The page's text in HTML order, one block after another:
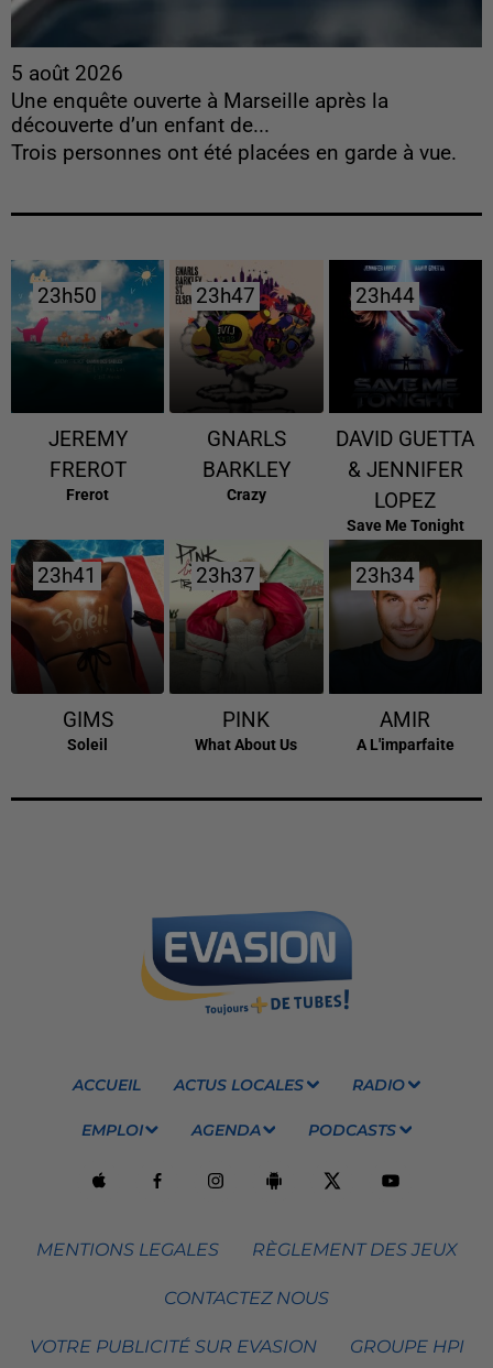
5 août 2026
Une enquête ouverte à Marseille après la
découverte d’un enfant de...
Trois personnes ont été placées en garde à vue.
23h50
23h50
JEREMY
FREROT
Frerot
23h47
23h47
GNARLS
BARKLEY
Crazy
23h44
23h44
DAVID GUETTA
& JENNIFER
LOPEZ
Save Me Tonight
23h41
23h41
GIMS
Soleil
23h37
23h37
PINK
What About Us
23h34
23h34
AMIR
A L'imparfaite
ACCUEIL ACTUS LOCALES RADIO
EMPLOI AGENDA PODCASTS
MENTIONS LEGALES RÈGLEMENT DES JEUX
CONTACTEZ NOUS
VOTRE PUBLICITÉ SUR EVASION GROUPE HPI